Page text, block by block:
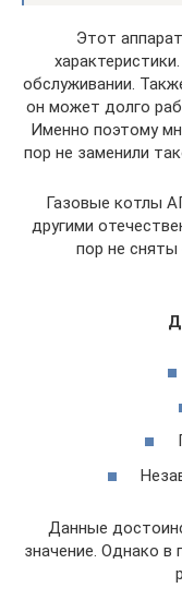
Этот
обслуживании.
он может долго
Именно поэтому
пор не заменили
Газовые котлы
другими
пор не сняты
Данные
значение. Однако